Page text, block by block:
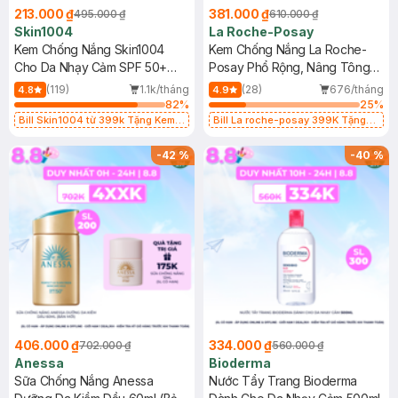
213.000 ₫495.000 ₫
Skin1004
Kem Chống Nắng Skin1004
Cho Da Nhạy Cảm SPF 50+
50ml
4.8 (119)
1.1k/tháng
82%
Bill Skin1004 từ 399k Tặng Kem
SPF 50+ 20ml (SL Có Hạn)
381.000 ₫610.000 ₫
La Roche-Posay
Kem Chống Nắng La Roche-
Posay Phổ Rộng, Nâng Tông
Kiềm Dầu 50ml
4.9 (28)
676/tháng
25%
Bill La roche-posay 399K Tặng
(SL có hạn)
-42%
406.000 ₫702.000 ₫
Anessa
Sữa Chống Nắng Anessa
-40%
334.000 ₫560.000 ₫
Bioderma
Nước Tẩy Trang Bioderma